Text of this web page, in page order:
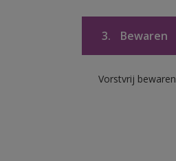
3. Bewaren
Vorstvrij bewaren